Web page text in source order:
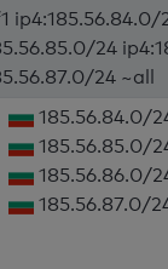
ip4:185.56.84.0/
24
24 ~all
185.56.84.0/
185.56.85.0/
185.56.86.0/
185.56.87.0/